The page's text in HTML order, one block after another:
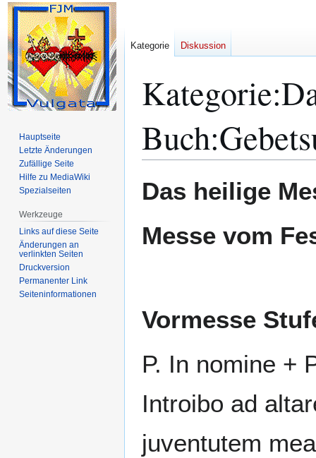
Kategorie:
Navigation
Suche
Das heilige
Messe vom
Vormesse
P. In nomine +
Introibo ad
juventutem
Kategorie Diskussion
Hauptseite
Letzte Änderungen
Zufällige Seite
Hilfe zu MediaWiki
Spezialseiten
Werkzeuge
Links auf diese Seite
Änderungen an
verlinkten Seiten
Druckversion
Permanenter Link
Seiten­­informationen